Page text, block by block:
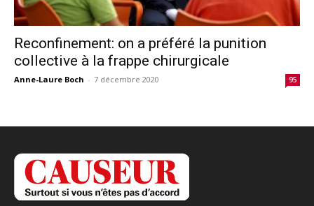
Reconfinement: on a préféré la punition
collective à la frappe chirurgicale
Anne-Laure Boch - 7 décembre 2020 95